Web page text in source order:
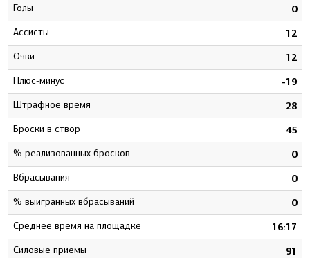
Голы 0
Ассисты 12
Очки 12
Плюс-минус -19
штрафное время 28
Броски в створ 45
% реализованных бросков 0
Вбрасывания 0
% выигранных вбрасываний 0
Среднее время на площадке 16:17
Силовые приемы 91